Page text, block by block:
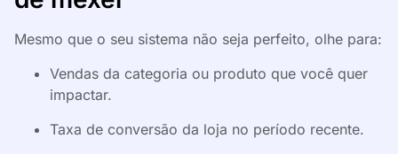
Mesmo que o seu sistema não seja perfeito, olhe para:
Vendas da categoria ou produto que você quer
impactar.
Taxa de conversão da loja no período recente.